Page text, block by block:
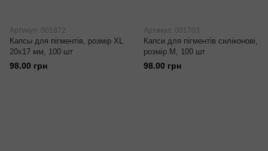
Артикул: 001872
Капсы для пігментів, розмір XL
20x17 мм, 100 шт
98.00 грн
Артикул: 001703
Капси для пігментів силіконові,
розмір М, 100 шт
98.00 грн